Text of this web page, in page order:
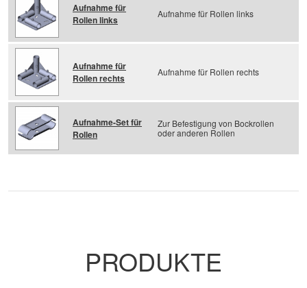
Aufnahme für
Rollen links
Aufnahme für Rollen links
Aufnahme für
Rollen rechts
Aufnahme für Rollen rechts
Aufnahme-Set für
Rollen
Zur Befestigung von Bockrollen
oder anderen Rollen
PRODUKTE